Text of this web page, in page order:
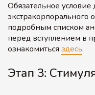
Обязательное
экстракорпорального
подробным списком
перед вступлением в
ознакомиться здесь.
Этап 3: